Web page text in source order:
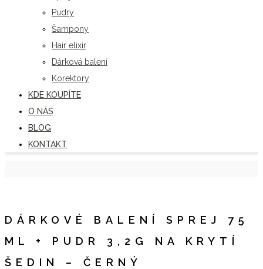
Pudry
Šampony
Hair elixir
Dárková balení
Korektory
KDE KOUPÍTE
O NÁS
BLOG
KONTAKT
DÁRKOVÉ BALENÍ SPREJ 75
ML + PUDR 3,2G NA KRYTÍ
ŠEDIN – ČERNÝ